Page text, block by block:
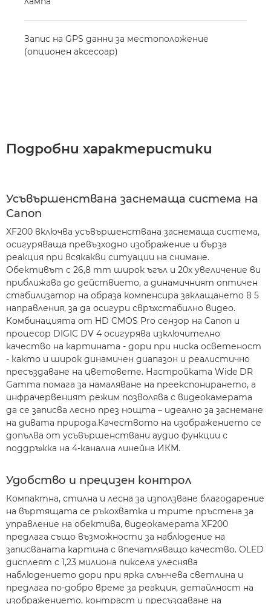
Запис на GPS данни за местоположение
(опционен аксесоар)
Подробни характеристики
Усъвършенствана заснемаща система на
Canon
XF200 включва усъвършенствана заснемаща система,
осигуряваща превъзходно изображение и бърза
реакция при всякакви ситуации на снимане.
Обективът с 26,8 mm широк ъгъл и 20х увеличение ви
приближава до действието, а динамичният оптичен
стабилизатор на образа компенсира заклащането в 5
направления, за да осигури свръхстабилно видео.
Комбинацията от HD CMOS Pro сензор на Canon и
процесор DIGIC DV 4 осигурява изключително
качество на картината - дори при ниска осветеност
- както и широк динамичен диапазон и реалистично
пресъздаване на цветовете. Настройката Wide DR
Gamma помага за намаляване на преекспонирането, а
инфрачервеният режим позволява с видеокамерата
да се записва лесно през нощта – идеално за заснемане
на дивата природа.Качеството на изображението се
допълва от усъвършенствани аудио функции с
поддръжка на 4-канална линейна ИКМ.
Удобство и прецизен контрол
Компактна, стилна и лесна за използване благодарение
на въртящата се ръкохватка и трите пръстена за
управление на обектива, видеокамерата XF200
предлага също възможности за наблюдение на
записваната картина с впечатляващо качество. OLED
дисплеят с 1,23 милиона пиксела улеснява
наблюдението дори при ярка слънчева светлина и
предлага по-добро време за реакция, детайлност на
изображението, контраст и пресъздаване на